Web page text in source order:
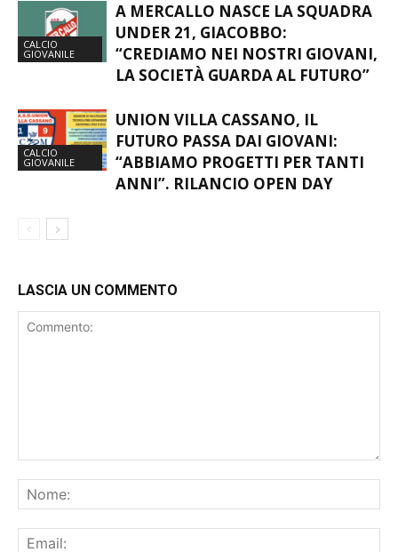
CALCIO
GIOVANILE
A MERCALLO NASCE LA SQUADRA
UNDER 21, GIACOBBO:
“CREDIAMO NEI NOSTRI GIOVANI,
LA SOCIETÀ GUARDA AL FUTURO”
CALCIO
GIOVANILE
UNION VILLA CASSANO, IL
FUTURO PASSA DAI GIOVANI:
“ABBIAMO PROGETTI PER TANTI
ANNI”. RILANCIO OPEN DAY
LASCIA UN COMMENTO